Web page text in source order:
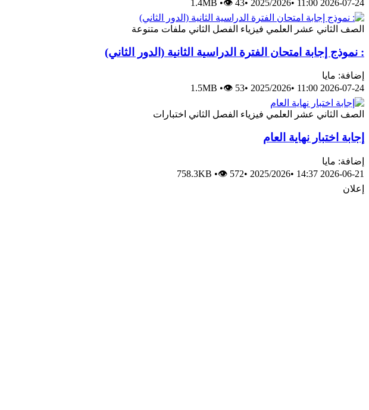
2026-07-24 11:00
•
2025/2026
•
1.4MB •👁 43
الصف الثاني عشر العلمي فيزياء الفصل الثاني ملفات متنوعة
: نموذج إجابة امتحان الفترة الدراسية الثانية (الدور الثاني)
إضافة: مايا
2026-07-24 11:00
•
2025/2026
•
1.5MB •👁 53
الصف الثاني عشر العلمي فيزياء الفصل الثاني اختبارات
إجابة اختبار نهاية العام
إضافة: مايا
2026-06-21 14:37
•
2025/2026
•
758.3KB •👁 572
إعلان